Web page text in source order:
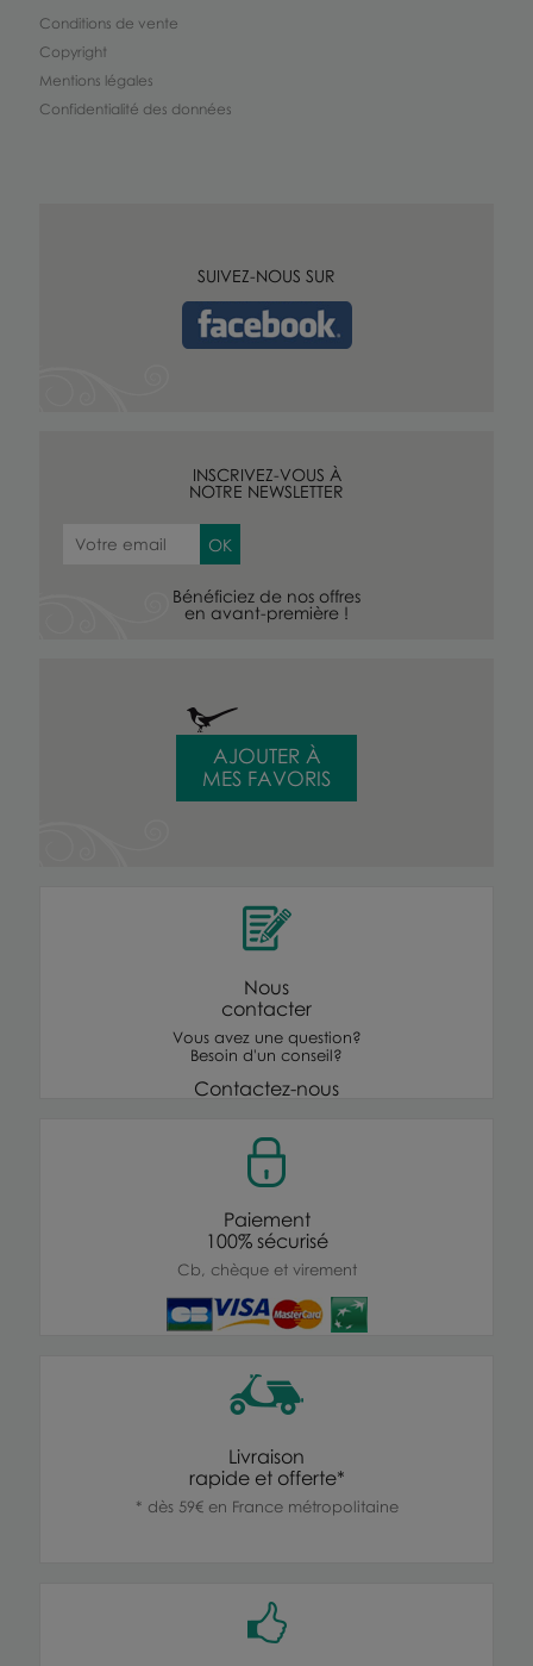
Conditions de vente
Copyright
Mentions légales
Confidentialité des données
SUIVEZ-NOUS SUR
INSCRIVEZ-VOUS À
NOTRE NEWSLETTER
Bénéficiez de nos offres
en avant-première !
AJOUTER À
MES FAVORIS
Nous
contacter
Vous avez une question?
Besoin d'un conseil?
Contactez-nous
Paiement
100% sécurisé
Cb, chèque et virement
Livraison
rapide et offerte*
* dès 59€ en France métropolitaine